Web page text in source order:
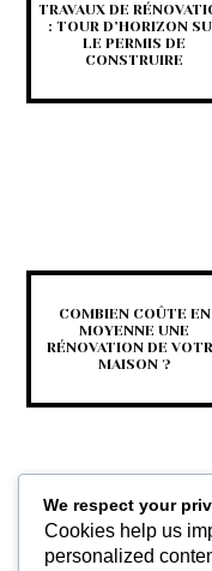
TRAVAUX DE
: TOUR D’HORIZON
LE PERMIS DE
CONSTRUIRE
COMBIEN COÛTE EN
MOYENNE UNE
RÉNOVATION DE
MAISON ?
We respect your
Cookies help us
personalized